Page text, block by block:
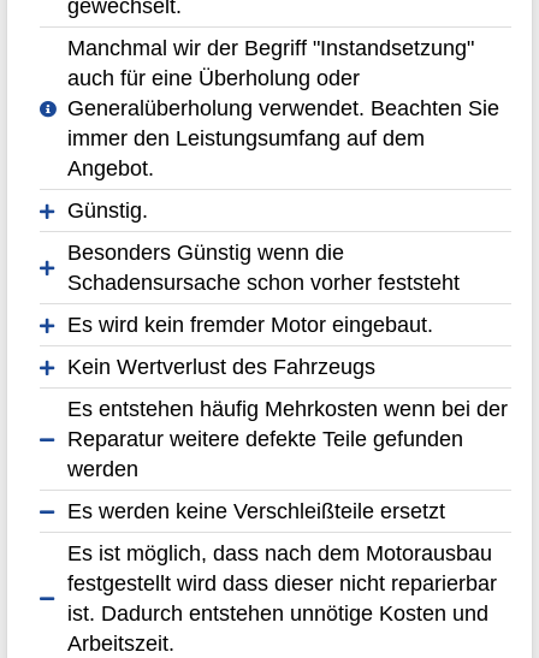
gewechselt.
Manchmal wir der Begriff "Instandsetzung"
auch für eine Überholung oder
Generalüberholung verwendet. Beachten Sie
immer den Leistungsumfang auf dem
Angebot.
Günstig.
Besonders Günstig wenn die
Schadensursache schon vorher feststeht
Es wird kein fremder Motor eingebaut.
Kein Wertverlust des Fahrzeugs
Es entstehen häufig Mehrkosten wenn bei der
Reparatur weitere defekte Teile gefunden
werden
Es werden keine Verschleißteile ersetzt
Es ist möglich, dass nach dem Motorausbau
festgestellt wird dass dieser nicht reparierbar
ist. Dadurch entstehen unnötige Kosten und
Arbeitszeit.